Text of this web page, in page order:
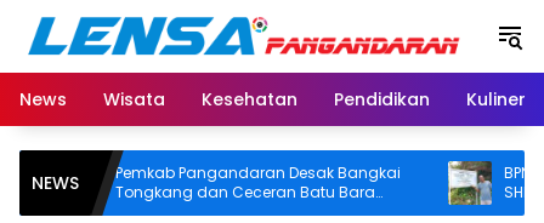
Langsung
konten
News
Wisata Kesehatan Pendidikan Kuliner
NEWSPemkab Pangandaran Desak Bangkai
Tongkang dan Ceceran Batu Bara
Segera Diangkat, Soroti Buruknya
BPN
SHM di
Usut Asal-